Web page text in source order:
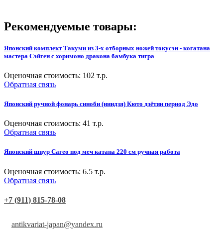
Рекомендуемые товары:
Японский комплект Такуми из 3-х отборных ножей токусэн - когатана
мастера Сэйген с хоримоно дракона бамбука тигра
Оценочная стоимость: 102 т.р.
Обратная связь
Японский ручной фонарь синоби (ниндзя) Кюто дзётин период Эдо
Оценочная стоимость: 41 т.р.
Обратная связь
Японский шнур Сагео под меч катана 220 см ручная работа
Оценочная стоимость: 6.5 т.р.
Обратная связь
+7 (911) 815-78-08
antikvariat-japan@yandex.ru